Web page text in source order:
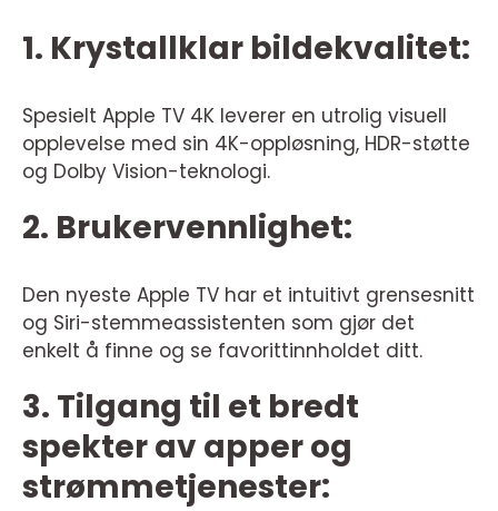
1. Krystallklar bildekvalitet:
Spesielt Apple TV 4K leverer en utrolig visuell
opplevelse med sin 4K-oppløsning, HDR-støtte
og Dolby Vision-teknologi.
2. Brukervennlighet:
Den nyeste Apple TV har et intuitivt grensesnitt
og Siri-stemmeassistenten som gjør det
enkelt å finne og se favorittinnholdet ditt.
3. Tilgang til et bredt
spekter av apper og
strømmetjenester: